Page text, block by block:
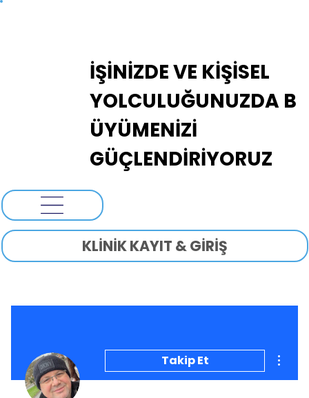
İŞİNİZDE VE KİŞİSEL
YOLCULUĞUNUZDA B
ÜYÜMENİZİ
GÜÇLENDİRİYORUZ
KLİNİK KAYIT & GİRİŞ
Takip Et